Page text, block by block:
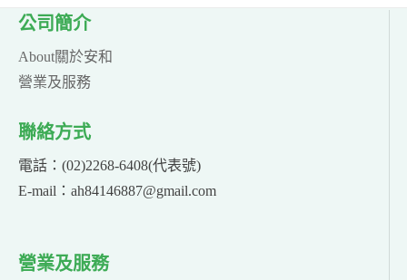
公司簡介
About關於安和
營業及服務
聯絡方式
電話：(02)2268-6408(代表號)
E-mail：ah84146887@gmail.com
營業及服務